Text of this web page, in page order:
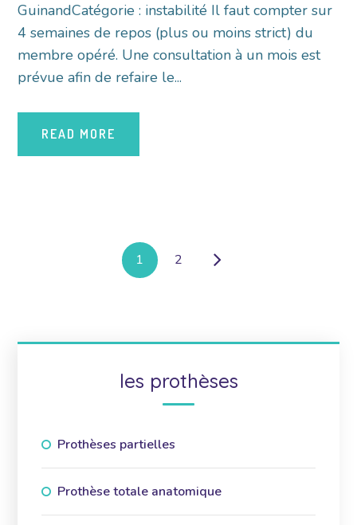
GuinandCatégorie : instabilité Il faut compter sur
4 semaines de repos (plus ou moins strict) du
membre opéré. Une consultation à un mois est
prévue afin de refaire le...
READ MORE
1 2
les prothèses
Prothèses partielles
Prothèse totale anatomique